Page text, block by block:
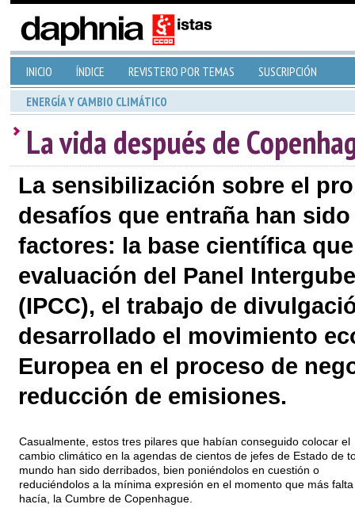
INICIO ÍNDICE REVISTERO POR TEMAS SUSCRIPCIÓN
ENERGÍA Y CAMBIO CLIMÁTICO
La vida después de
La sensibilización sobre el
desafíos que entraña han
factores: la base científica
evaluación del Panel
(IPCC), el trabajo de
desarrollado el movimiento
Europea en el proceso de
reducción de emisiones.
Casualmente, estos tres pilares que habían conseguido colocar el
cambio climático en la agendas de cientos de jefes de Estado de
mundo han sido derribados, bien poniéndolos en cuestión o
reduciéndolos a la mínima expresión en el momento que más falta
hacía, la Cumbre de Copenhague.